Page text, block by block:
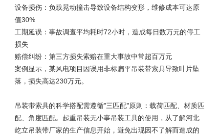
设备损伤：负载晃动撞击导致设备结构变形，维修成本可达原
值30%
工期延误：事故调查平均耗时72小时，造成每日数万元的停工
损失
赔偿纠纷：第三方损失索赔在重大事故中常超百万元
案例显示，某风电项目因误用非标扁平吊装带索具导致叶片坠
落，损失高达230万元。
吊装带索具的科学搭配需遵循"三匹配"原则：载荷匹配、材质匹
配、角度匹配。起重吊装无小事吊装工具的使用，从了解河北
屹立吊装带厂家的生产信息开始，避免出现因不了解而造成的